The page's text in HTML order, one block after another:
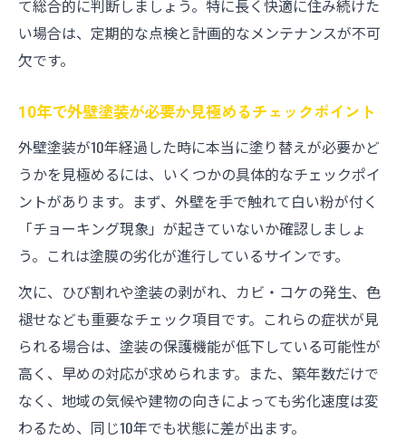
て総合的に判断しましょう。特に長く快適に住み続けた
い場合は、定期的な点検と計画的なメンテナンスが不可
欠です。
10年で外壁塗装が必要か見極めるチェックポイント
外壁塗装が10年経過した時に本当に塗り替えが必要かど
うかを見極めるには、いくつかの具体的なチェックポイ
ントがあります。まず、外壁を手で触れて白い粉が付く
「チョーキング現象」が起きていないか確認しましょ
う。これは塗膜の劣化が進行しているサインです。
次に、ひび割れや塗装の剥がれ、カビ・コケの発生、色
褪せなども重要なチェック項目です。これらの症状が見
られる場合は、塗装の保護機能が低下している可能性が
高く、早めの対応が求められます。また、築年数だけで
なく、地域の気候や建物の向きによっても劣化速度は変
わるため、同じ10年でも状態に差が出ます。